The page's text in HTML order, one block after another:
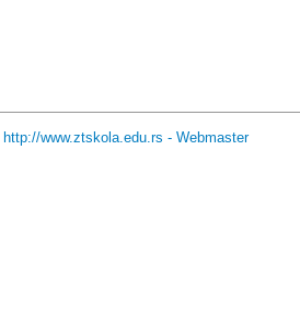
http://www.ztskola.edu.rs - Webmaster